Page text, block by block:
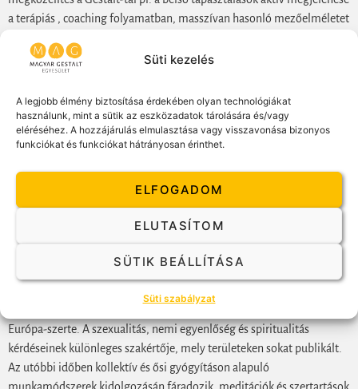
Süti kezelés
A legjobb élmény biztosítása érdekében olyan technológiákat
használunk, mint a sütik az eszközadatok tárolására és/vagy
eléréséhez. A hozzájárulás elmulasztása vagy visszavonása bizonyos
funkciókat és funkciókat hátrányosan érinthet.
ELFOGADOM
ELUTASÍTOM
SÜTIK BEÁLLÍTÁSA
Süti szabályzat
a terápiás , coaching folyamatban, masszívan hasonló mezőelméletet
megfigyelés tárgyai, hanem a KumNye gyakorlatok integrálása révén
aktívan alkalmazott elemei a folyamatnak.
Minden Gestaltosnak nagyon tudom javasolni ezt az estet, mert
számos aspektusból új utakat nyithat meg a terápiás és coaching
tevékenységünkben ez a lassú, mély megközelítés.
Dr Bronwen Rees (Dh Sinhagupta): Bronwen több mint húsz éves írói,
kutatói és előadói tapasztalattal rendelkezik a szervezeti
University-n dolgozik a Nemzetközi Üzleti Kommunikációs és Etikai
Központ igazgatójaként. Emellett a Nagykovácsiban működő Kelet-
Európa-szerte. A szexualitás, nemi egyenlőség és spiritualitás
kérdéseinek különleges szakértője, mely területeken sokat publikált.
Az utóbbi időben kollektív és ősi gyógyításon alapuló